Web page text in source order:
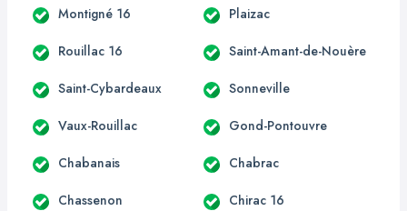
Montigné 16 Plaizac
Rouillac 16 Saint-Amant-de-Nouère
Saint-Cybardeaux Sonneville
Vaux-Rouillac Gond-Pontouvre
Chabanais Chabrac
Chassenon Chirac 16